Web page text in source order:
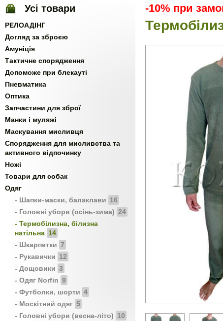
Усі товари
РЕЛОАДІНГ
Догляд за зброєю
Амуніція
Тактичне спорядження
Допоможе при блекауті
Пневматика
Оптика
Запчастини для зброї
Манки і муляжі
Маскування мисливця
Спорядження для мисливства та
активного відпочинку
Ножі
Товари для собак
Одяг
- Шапки-маски, балаклави 16
- Головні убори (осінь-зима) 24
- Термобілизна, білизна
натільна 14
- Шкарпетки 7
- Рукавички 12
- Дощовики 3
- Одяг Norfin 9
- Футболки, шорти 4
- Москітний одяг 5
- Головні убори (весна-літо) 10
-10% при